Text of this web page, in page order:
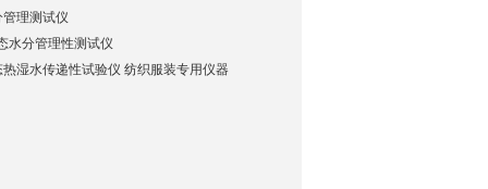
管理测试仪
水分管理性测试仪
热湿水传递性试验仪 纺织服装专用仪器